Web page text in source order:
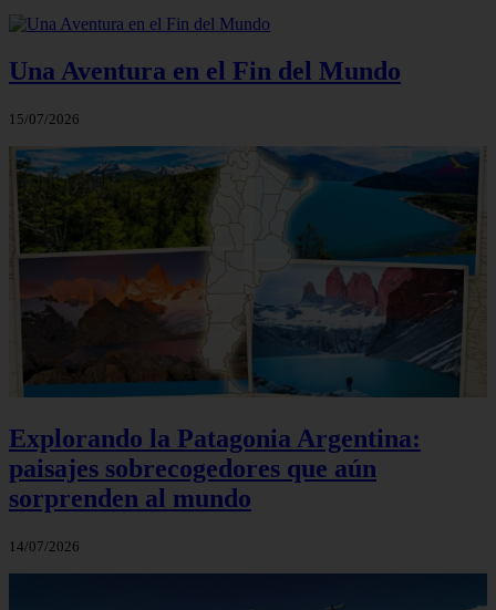
Una Aventura en el Fin del Mundo
15/07/2026
Explorando la Patagonia Argentina:
paisajes sobrecogedores que aún
sorprenden al mundo
14/07/2026